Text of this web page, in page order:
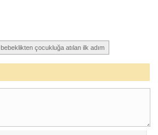
bebeklikten çocukluğa atılan ilk adım